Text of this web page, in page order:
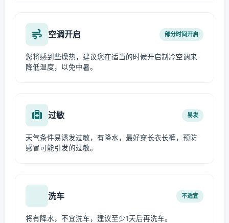
空调开启 部分时间开启
您将感到些燥热，建议您在适当的时候开启制冷空调来
降低温度，以免中暑。
过敏 易发
天气条件易诱发过敏，有降水，最好穿长衣长裤，预防
感冒可能引发的过敏。
洗车 不适宜
将有降水，不宜洗车，建议至少1天后再洗车。